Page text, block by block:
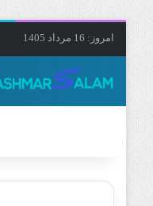
امروز: 16 مرداد 1405